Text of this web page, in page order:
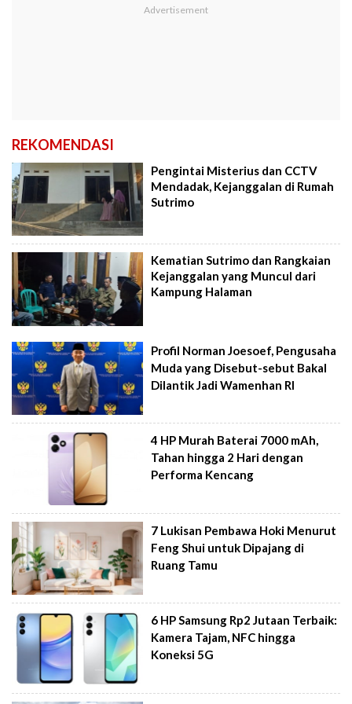
REKOMENDASI
Pengintai Misterius dan CCTV
Mendadak, Kejanggalan di Rumah
Sutrimo
Kematian Sutrimo dan Rangkaian
Kejanggalan yang Muncul dari
Kampung Halaman
Profil Norman Joesoef, Pengusaha
Muda yang Disebut-sebut Bakal
Dilantik Jadi Wamenhan RI
4 HP Murah Baterai 7000 mAh,
Tahan hingga 2 Hari dengan
Performa Kencang
7 Lukisan Pembawa Hoki Menurut
Feng Shui untuk Dipajang di
Ruang Tamu
6 HP Samsung Rp2 Jutaan Terbaik:
Kamera Tajam, NFC hingga
Koneksi 5G